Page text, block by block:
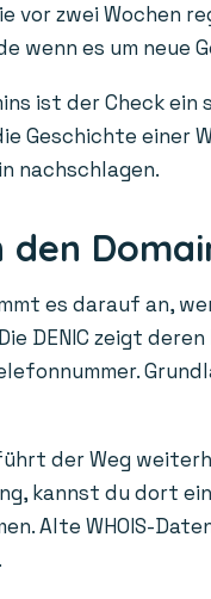
vor zwei Wochen
wenn es um
ist der Check
Geschichte einer
nachschlagen.
den
es darauf an,
DENIC zeigt
der Weg
kannst du dort
Alte WHOIS-